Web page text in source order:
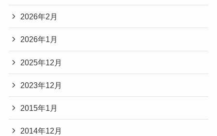
2026年2月
2026年1月
2025年12月
2023年12月
2015年1月
2014年12月